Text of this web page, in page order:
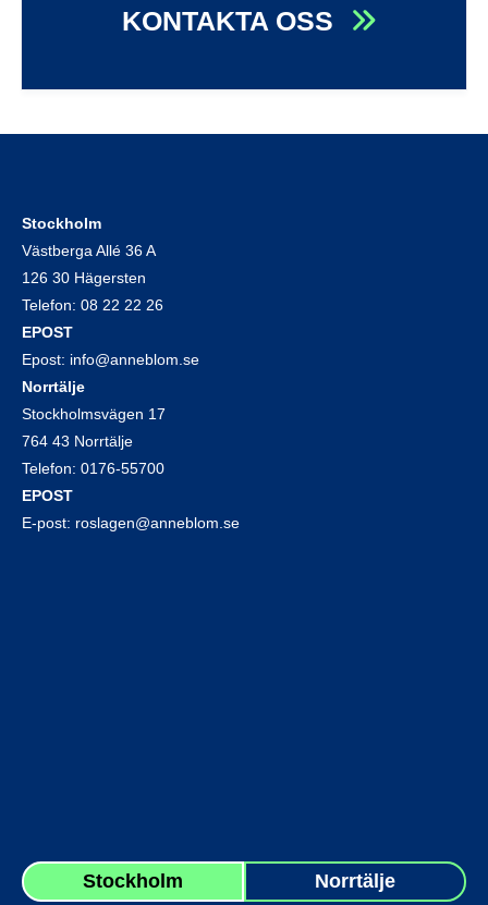
KONTAKTA OSS
Stockholm
Västberga Allé 36 A
126 30 Hägersten
Telefon: 08 22 22 26
EPOST
Epost: info@anneblom.se
Norrtälje
Stockholmsvägen 17
764 43 Norrtälje
Telefon: 0176-55700
EPOST
E-post: roslagen@anneblom.se
Stockholm Norrtälje